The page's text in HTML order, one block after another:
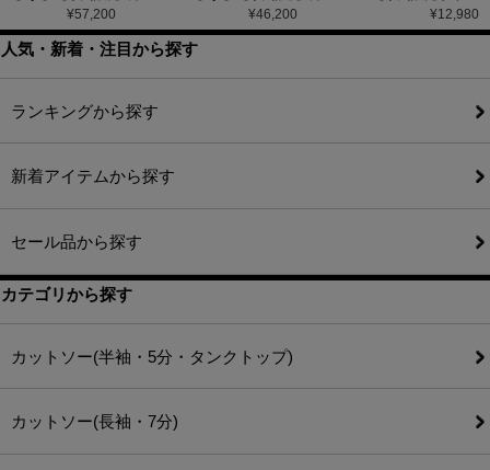
¥57,200
¥46,200 ¥12,980
人気・新着・注目から探す
ランキングから探す
新着アイテムから探す
セール品から探す
カテゴリから探す
カットソー(半袖・5分・タンクトップ)
カットソー(長袖・7分)